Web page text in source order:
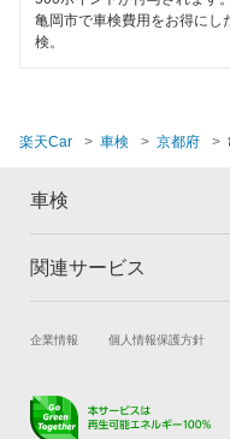
向日市
与謝郡
1日車検
コンピューター診断
亀岡市で車検費用をお得にし
検。
楽天Car 車検 京都府
車検
トップ
車検の基礎知識
関連サービス
試乗・商談
キズ修理予約
企業情報 個人情報保護方針